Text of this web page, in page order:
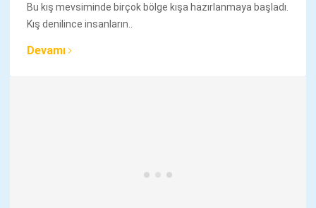
Bu kış mevsiminde birçok bölge kışa hazırlanmaya başladı.
Kış denilince insanların..
Devamı